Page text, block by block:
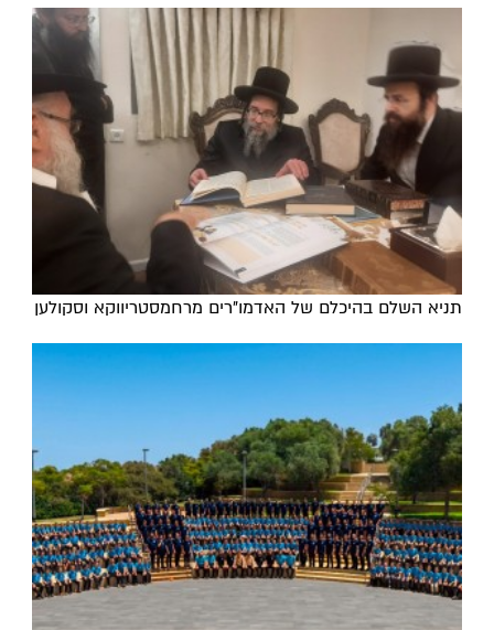
תניא השלם בהיכלם של האדמו"רים מרחמסטריווקא וסקולען